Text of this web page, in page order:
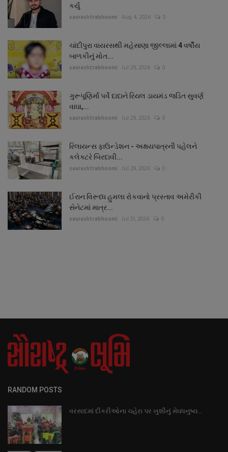
કર્યું
saurashtrabhoomi Aug 4, 2026 0
ચાંદીપુરા વાયરસથી મહેસાણા જીલ્લામાં 4 વર્ષીય
બાળકીનું મોત...
saurashtrabhoomi Jul 29, 2026 0
ગુરૂપૂણિર્માં પર્વે દાદાને રિયલ ડાયમંડ જડિત સુવર્ણ
વાઘા,...
saurashtrabhoomi Jul 29, 2026 0
રિલાયન્સ ફાઉન્ડેશન - અક્ષયપાત્રની પહેલને
કલેક્ટરે બિરદાવી...
saurashtrabhoomi Jul 29, 2026 0
ઈરાન વિરૂધ્ધ હુમલા રોકવાનો પ્રસ્તાવ અમેરીકી
સેનેટમાં માત્ર...
saurashtrabhoomi Jul 31, 2026 0
RANDOM POSTS
વરસાદમાં દીકરીઓના ચહેરા પર ખુશીનું મેઘધનુષ્ય..